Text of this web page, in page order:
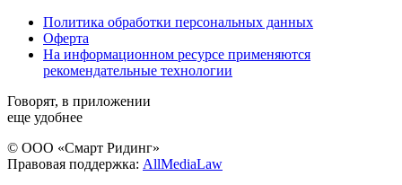
Политика обработки персональных данных
Оферта
На информационном ресурсе применяются
рекомендательные технологии
Говорят, в приложении
еще удобнее
© ООО «Смарт Ридинг»
Правовая поддержка: AllMediaLaw